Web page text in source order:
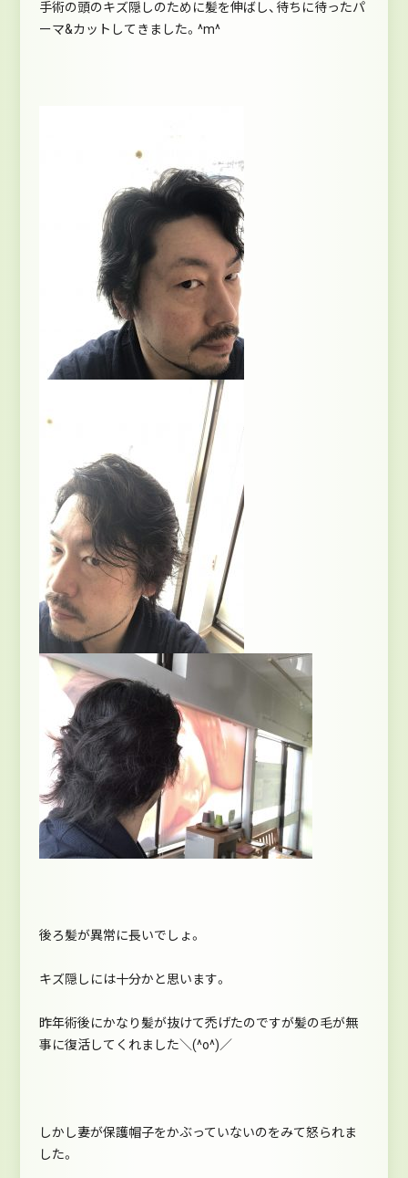
手術の頭のキズ隠しのために髪を伸ばし、待ちに待ったパ
ーマ&カットしてきました。^m^
後ろ髪が異常に長いでしょ。
キズ隠しには十分かと思います。
昨年術後にかなり髪が抜けて禿げたのですが髪の毛が無
事に復活してくれました＼(^o^)／
しかし妻が保護帽子をかぶっていないのをみて怒られま
した。